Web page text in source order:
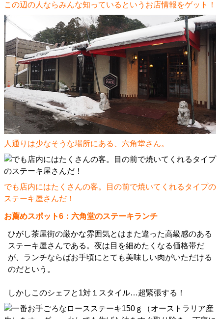
この辺の人ならみんな知っているというお店情報をゲット！
人通りは少なそうな場所にある、六角堂さん。
でも店内にはたくさんの客。目の前で焼いてくれるタイプの
ステーキ屋さんだ！
お薦めスポット6：六角堂のステーキランチ
ひがし茶屋街の厳かな雰囲気とはまた違った高級感のある
ステーキ屋さんである。夜は目を細めたくなる価格帯だ
が、ランチならばお手頃にとても美味しい肉がいただける
のだという。
しかしこのシェフと1対１スタイル…超緊張する！